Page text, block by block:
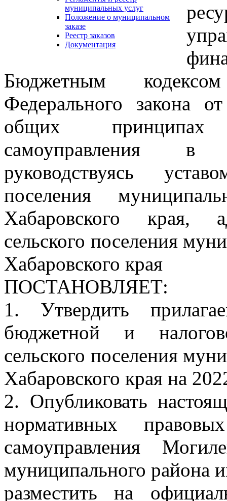
муниципальных услуг
Положение о муниципальном
заказе
Реестр заказов
Документация
Бюджетным
Федерального
общих принципах
самоуправления в
руководствуясь
поселения
Хабаровского края,
сельского поселения
Хабаровского края
ПОСТАНОВЛЯЕТ:
1. Утвердить
бюджетной и
сельского поселения
Хабаровского края на
2. Опубликовать
нормативных
самоуправления
муниципального района
разместить на